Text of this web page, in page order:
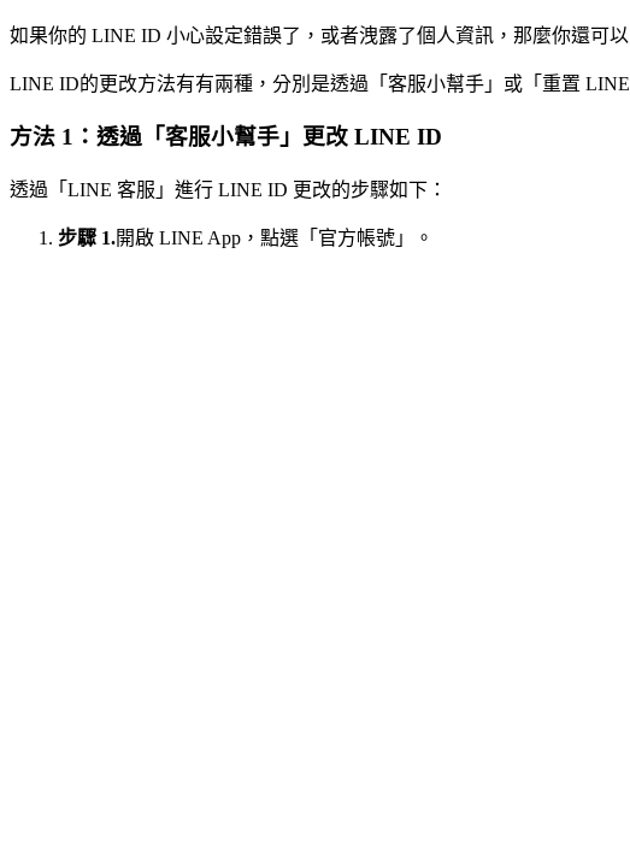
如果你的 LINE ID 小心設定錯誤了，或者洩露了個人資訊，那麼你還可
LINE ID的更改方法有有兩種，分別是透過「客服小幫手」或「重置
方法 1：透過「客服小幫手」更改 LINE ID
透過「LINE 客服」進行 LINE ID 更改的步驟如下：
步驟 1.開啟 LINE App，點選「官方帳號」。